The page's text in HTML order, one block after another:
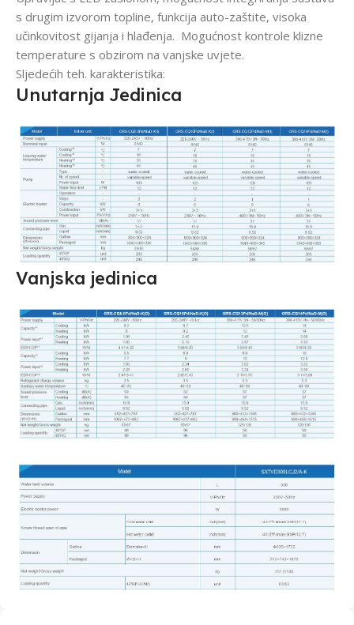
s drugim izvorom topline, funkcija auto-zaštite, visoka
učinkovitost gijanja i hlađenja. Mogućnost kontrole klizne
temperature s obzirom na vanjske uvjete.
Sljedećih teh. karakteristika:
Unutarnja Jedinica
Vanjska jedinica